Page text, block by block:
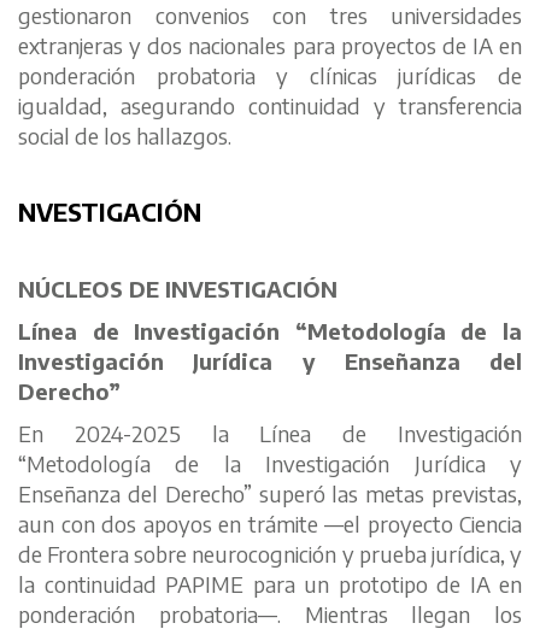
gestionaron convenios con tres universidades
extranjeras y dos nacionales para proyectos de IA en
ponderación probatoria y clínicas jurídicas de
igualdad, asegurando continuidad y transferencia
social de los hallazgos.
NVESTIGACIÓN
NÚCLEOS DE INVESTIGACIÓN
Línea de Investigación “Metodología de la
Investigación Jurídica y Enseñanza del
Derecho”
En 2024-2025 la Línea de Investigación
“Metodología de la Investigación Jurídica y
Enseñanza del Derecho” superó las metas previstas,
aun con dos apoyos en trámite —el proyecto Ciencia
de Frontera sobre neurocognición y prueba jurídica, y
la continuidad PAPIME para un prototipo de IA en
ponderación probatoria—. Mientras llegan los